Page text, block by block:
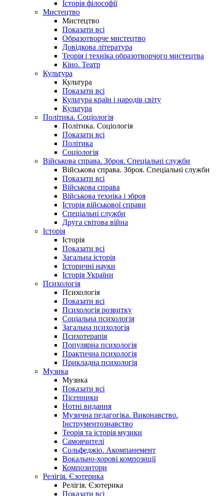
Історія філософії
Мистецтво
Мистецтво
Показати всі
Образотворче мистецтво
Довідкова література
Теорія і техніка образотворчого мистецтва
Кіно. Театр
Культура
Культура
Показати всі
Культура країн і народів світу
Культура
Політика. Соціологія
Політика. Соціологія
Показати всі
Політика
Соціологія
Військова справа. Зброя. Спеціальні служби
Військова справа. Зброя. Спеціальні служби
Показати всі
Військова справа
Військова техніка і зброя
Історія військової справи
Спеціальні служби
Друга світова війна
Історія
Історія
Показати всі
Загальна історія
Історичні науки
Історія України
Психологія
Психологія
Показати всі
Психологія розвитку
Соціальна психологія
Загальна психологія
Психотерапія
Популярна психологія
Практична психологія
Прикладна психологія
Музика
Музика
Показати всі
Пісенники
Нотні видання
Музична педагогіка. Виконавство.
Інструментознавство
Теорія та історія музики
Самовчителі
Сольфеджіо. Акомпанемент
Вокально-хорові композиції
Композитори
Релігія. Єзотерика
Релігія. Єзотерика
Показати всі